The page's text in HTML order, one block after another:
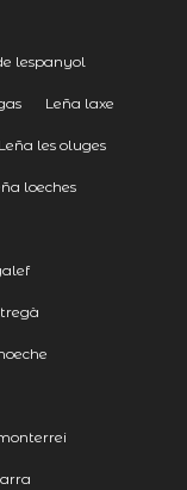
lespanyol
Leña laxe
Leña les oluges
loeches